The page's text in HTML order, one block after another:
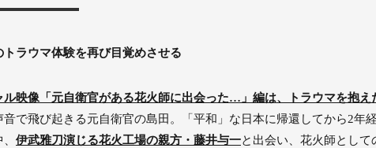
ラウマ体験を再び目覚めさせる
ル映像「元自衛官がある花火師に出会った…」編は、トラウマを抱
で飛び起きる元自衛官の島田。「平和」な日本に帰還してから2年
伊武雅刀演じる花火工場の親方・藤井与一と出会い、花火師として